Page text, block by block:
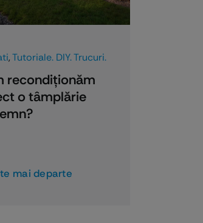
,Tutoriale. DIY. Trucuri.
recondiţionăm
o tâmplărie
mai departe